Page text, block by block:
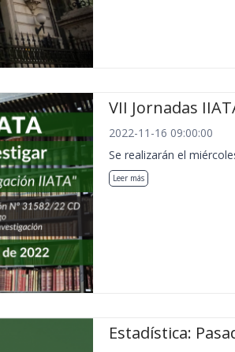
VII Jornadas
2022-11-16 09:00:00
Se realizarán el
Leer más
Estadística: